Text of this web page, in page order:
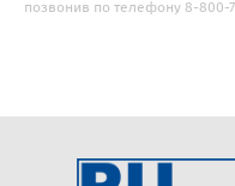
позвонив по телефону 8-800-